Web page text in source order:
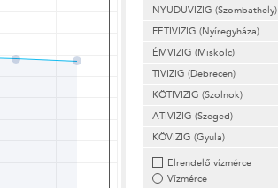
NYUDUVIZIG (Szombathely)
FETIVIZIG (Nyíregyháza)
ÉMVIZIG (Miskolc)
TIVIZIG (Debrecen)
KÖTIVIZIG (Szolnok)
ATIVIZIG (Szeged)
KÖVIZIG (Gyula)
Elrendelő vízmérce
Vízmérce